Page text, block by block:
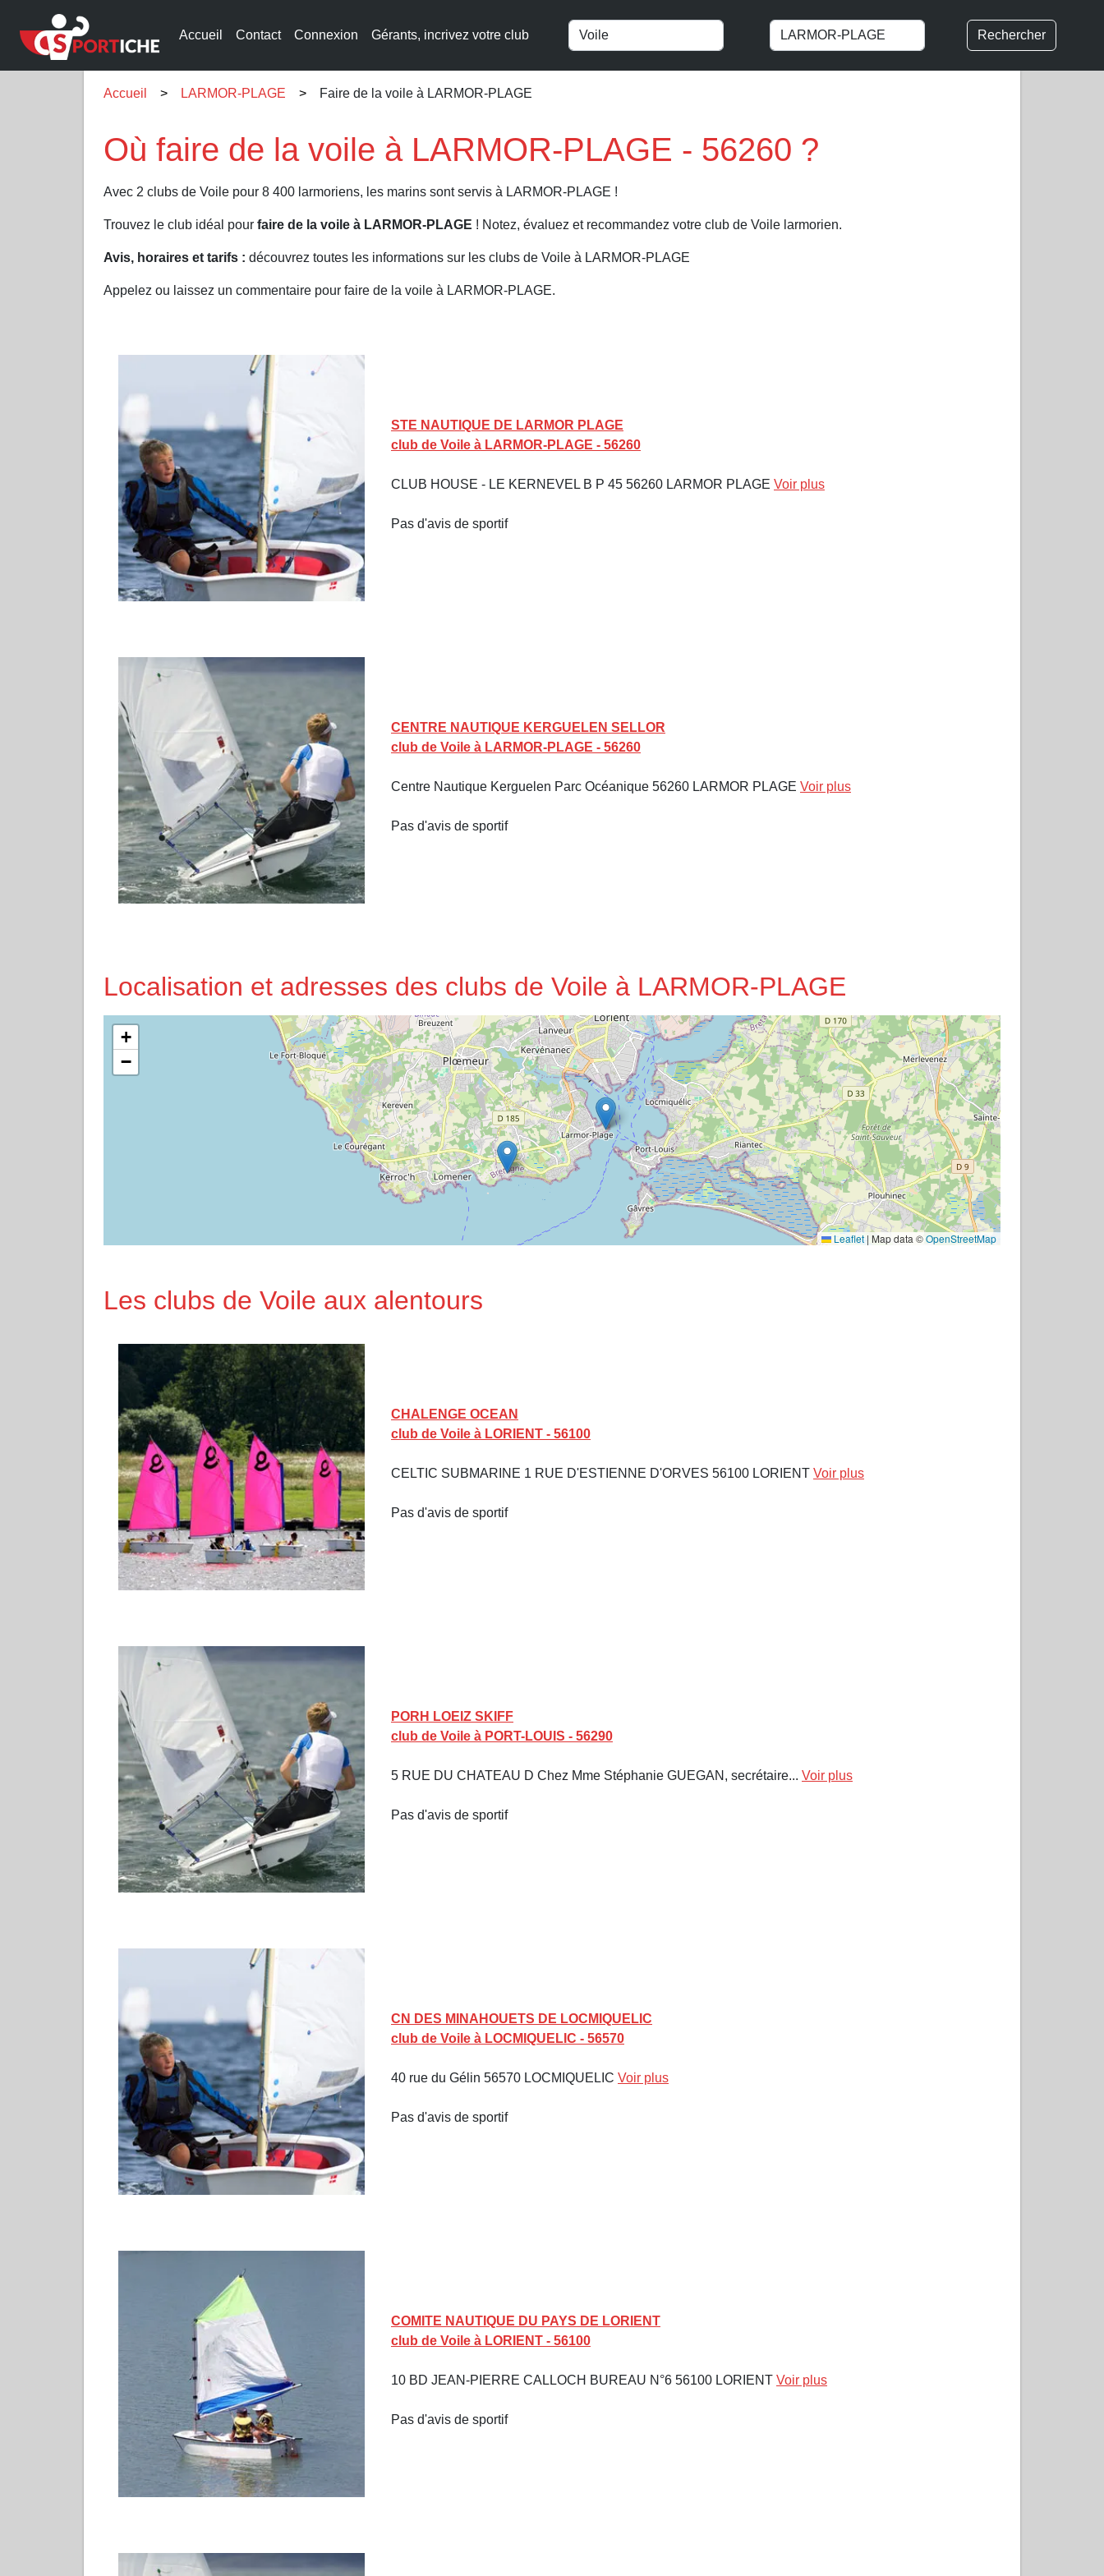
Accueil Contact Connexion Gérants, incrivez votre club Rechercher
Accueil LARMOR-PLAGE Faire de la voile à LARMOR-PLAGE
Où faire de la voile à LARMOR-PLAGE - 56260 ?
Avec 2 clubs de Voile pour 8 400 larmoriens, les marins sont servis à LARMOR-PLAGE !
Trouvez le club idéal pour faire de la voile à LARMOR-PLAGE ! Notez, évaluez et recommandez votre club de Voile larmorien.
Avis, horaires et tarifs : découvrez toutes les informations sur les clubs de Voile à LARMOR-PLAGE
Appelez ou laissez un commentaire pour faire de la voile à LARMOR-PLAGE.
STE NAUTIQUE DE LARMOR PLAGE
club de Voile à LARMOR-PLAGE - 56260
CLUB HOUSE - LE KERNEVEL B P 45 56260 LARMOR PLAGE Voir plus
Pas d'avis de sportif
CENTRE NAUTIQUE KERGUELEN SELLOR
club de Voile à LARMOR-PLAGE - 56260
Centre Nautique Kerguelen Parc Océanique 56260 LARMOR PLAGE Voir plus
Pas d'avis de sportif
Localisation et adresses des clubs de Voile à LARMOR-PLAGE
+
−
Leaflet| Map data ©OpenStreetMap
Les clubs de Voile aux alentours
CHALENGE OCEAN
club de Voile à LORIENT - 56100
CELTIC SUBMARINE 1 RUE D'ESTIENNE D'ORVES 56100 LORIENT Voir plus
Pas d'avis de sportif
PORH LOEIZ SKIFF
club de Voile à PORT-LOUIS - 56290
5 RUE DU CHATEAU D Chez Mme Stéphanie GUEGAN, secrétaire... Voir plus
Pas d'avis de sportif
CN DES MINAHOUETS DE LOCMIQUELIC
club de Voile à LOCMIQUELIC - 56570
40 rue du Gélin 56570 LOCMIQUELIC Voir plus
Pas d'avis de sportif
COMITE NAUTIQUE DU PAYS DE LORIENT
club de Voile à LORIENT - 56100
10 BD JEAN-PIERRE CALLOCH BUREAU N°6 56100 LORIENT Voir plus
Pas d'avis de sportif